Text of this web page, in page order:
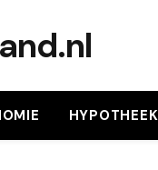
HYPOTHEEK